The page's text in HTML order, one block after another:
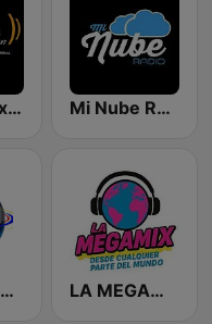
Emisora Extrema Mi Nube Radio
La Voz de Cristo LA MEGAMIX